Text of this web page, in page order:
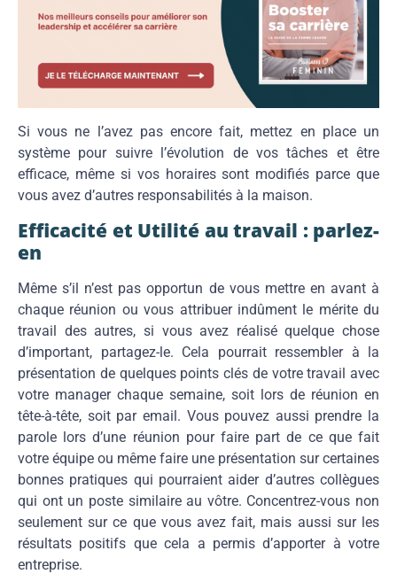
Si vous ne l’avez pas encore fait, mettez en place un
système pour suivre l’évolution de vos tâches et être
efficace, même si vos horaires sont modifiés parce que
vous avez d’autres responsabilités à la maison.
Efficacité et Utilité au travail : parlez-
en
Même s’il n’est pas opportun de vous mettre en avant à
chaque réunion ou vous attribuer indûment le mérite du
travail des autres, si vous avez réalisé quelque chose
d’important, partagez-le. Cela pourrait ressembler à la
présentation de quelques points clés de votre travail avec
votre manager chaque semaine, soit lors de réunion en
tête-à-tête, soit par email. Vous pouvez aussi prendre la
parole lors d’une réunion pour faire part de ce que fait
votre équipe ou même faire une présentation sur certaines
bonnes pratiques qui pourraient aider d’autres collègues
qui ont un poste similaire au vôtre. Concentrez-vous non
seulement sur ce que vous avez fait, mais aussi sur les
résultats positifs que cela a permis d’apporter à votre
entreprise.